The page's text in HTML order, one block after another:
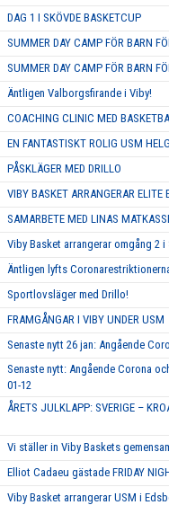
DAG 1 I SKÖVDE BASKETCUP
SUMMER DAY CAMP FÖR BARN
SUMMER DAY CAMP FÖR BARN
Äntligen Valborgsfirande i Viby!
COACHING CLINIC MED
EN FANTASTISKT ROLIG USM
PÅSKLÄGER MED DRILLO
VIBY BASKET ARRANGERAR
SAMARBETE MED LINAS
Viby Basket arrangerar omgång 2 i
Äntligen lyfts
Sportlovsläger med Drillo!
FRAMGÅNGAR I VIBY UNDER USM
Senaste nytt 26 jan: Angående
Senaste nytt: Angående Corona
01-12
ÅRETS JULKLAPP: SVERIGE –
Vi ställer in Viby Baskets
Elliot Cadaeu gästade FRIDAY
Viby Basket arrangerar USM i